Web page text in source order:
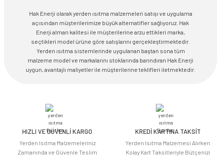
Hak Enerji olarak yerden ısıtma malzemeleri satışı ve uygulama
açısından müşterilerimize büyük alternatifler sağlıyoruz. Hak
Enerji alman kalitesi ile müşterilerine arzu ettikleri marka,
seçtikleri model ürüne göre satışlarını gerçekleştirmektedir.
Yerden ısıtma sistemlerinde uygulanan baştan sona tüm
malzeme model ve markalarını stoklarında barındıran Hak Enerji
uygun, avantajlı maliyetler ile müşterilerine teklifleri iletmektedir.
HIZLI VE GÜVENLİ KARGO
Yerden Isıtma Malzemeleriniz
Zamanında ve Güvenle Teslim
KREDİ KARTINA TAKSİT
Yerden Isıtma Malzemesi Alırken
Kolay Kart Taksitleriyle Bütçenizi